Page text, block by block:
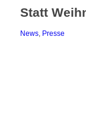
Statt
News, Presse